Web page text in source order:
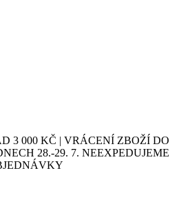
3 000 KČ | VRÁCENÍ ZBOŽÍ DO
28.-29. 7. NEEXPEDUJEME